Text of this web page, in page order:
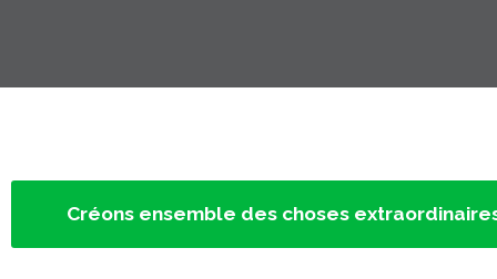
Créons ensemble des choses